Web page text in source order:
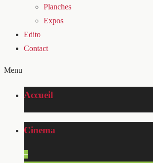
Planches
Expos
Edito
Contact
Menu
Accueil
Cinema
+